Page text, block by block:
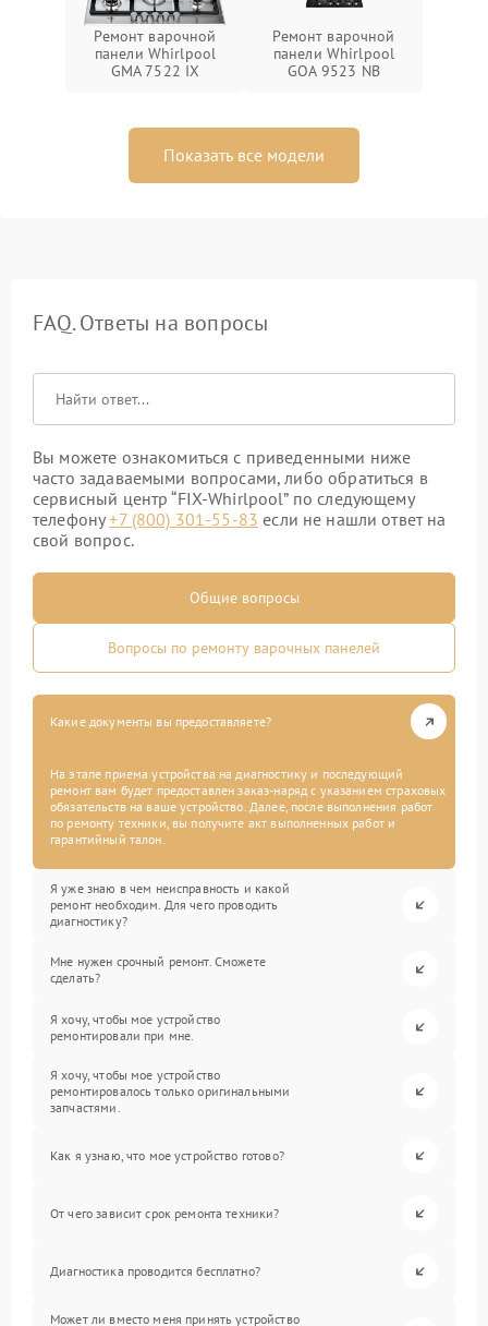
Ремонт варочной
панели Whirlpool
GMA 7522 IX
Ремонт варочной
панели Whirlpool
GOA 9523 NB
Показать все модели
FAQ. Ответы на вопросы
Вы можете ознакомиться с приведенными ниже
часто задаваемыми вопросами, либо обратиться в
сервисный центр “FIX-Whirlpool” по следующему
телефону+7 (800) 301-55-83 если не нашли ответ на
свой вопрос.
Общие вопросы
Вопросы по ремонту варочных панелей
Какие документы вы предоставляете?
На этапе приема устройства на диагностику и последующий
ремонт вам будет предоставлен заказ-наряд с указанием страховых
обязательств на ваше устройство. Далее, после выполнения работ
по ремонту техники, вы получите акт выполненных работ и
гарантийный талон.
Я уже знаю в чем неисправность и какой
ремонт необходим. Для чего проводить
диагностику?
Мне нужен срочный ремонт. Сможете
сделать?
Я хочу, чтобы мое устройство
ремонтировали при мне.
Я хочу, чтобы мое устройство
ремонтировалось только оригинальными
запчастями.
Как я узнаю, что мое устройство готово?
От чего зависит срок ремонта техники?
Диагностика проводится бесплатно?
Может ли вместо меня принять устройство